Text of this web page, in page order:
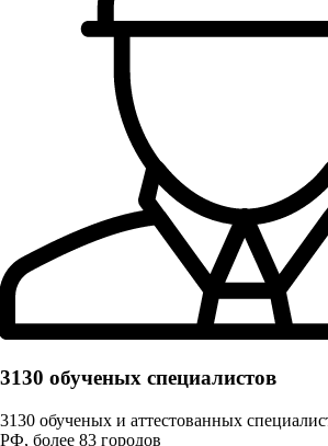
3130 обученых cпециалистов
3130 обученых и аттестованных
РФ, более 83 городов